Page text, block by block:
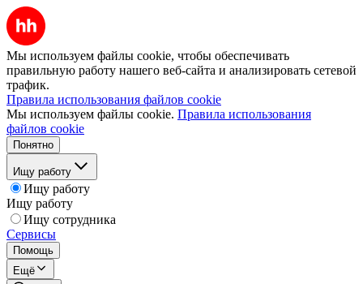
Мы используем файлы cookie, чтобы обеспечивать
правильную работу нашего веб-сайта и анализировать сетевой
трафик.
Правила использования файлов cookie
Мы используем файлы cookie. Правила использования
файлов cookie
Понятно
Ищу работу
Ищу работу
Ищу работу
Ищу сотрудника
Сервисы
Помощь
Ещё